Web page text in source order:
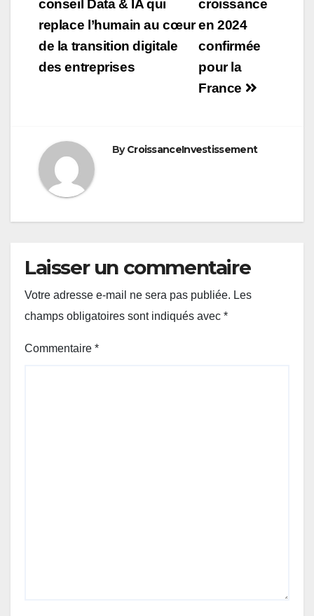
de
l’article
croissance
en 2024
confirmée
pour la
France
conseil Data & IA qui
replace l’humain au cœur
de la transition digitale
des entreprises
ByCroissanceInvestissement
Laisser un commentaire
Votre adresse e-mail ne sera pas publiée. Les
champs obligatoires sont indiqués avec *
Commentaire *